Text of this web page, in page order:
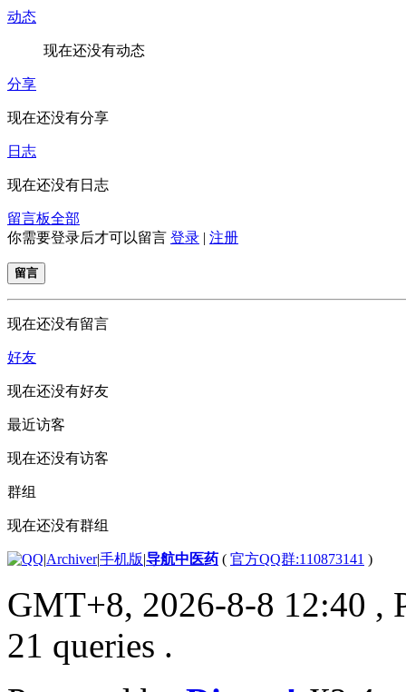
动态
现在还没有动态
分享
现在还没有分享
日志
现在还没有日志
留言板全部
你需要登录后才可以留言 登录 | 注册
留言
现在还没有留言
好友
现在还没有好友
最近访客
现在还没有访客
群组
现在还没有群组
|Archiver|手机版|导航中医药 ( 官方QQ群:110873141 )
GMT+8, 2026-8-8 12:40 ,
21 queries .